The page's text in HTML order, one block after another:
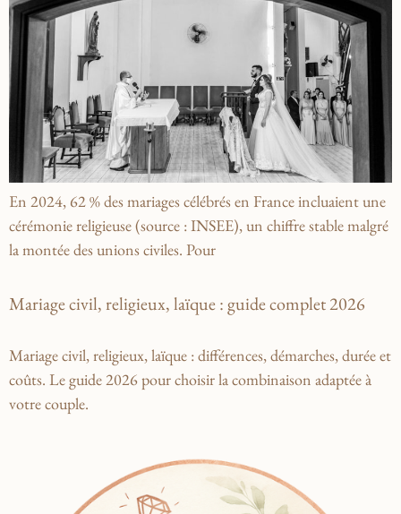
En 2024, 62 % des mariages célébrés en France incluaient une
cérémonie religieuse (source : INSEE), un chiffre stable malgré
la montée des unions civiles. Pour
Mariage civil, religieux, laïque : guide complet 2026
Mariage civil, religieux, laïque : différences, démarches, durée et
coûts. Le guide 2026 pour choisir la combinaison adaptée à
votre couple.